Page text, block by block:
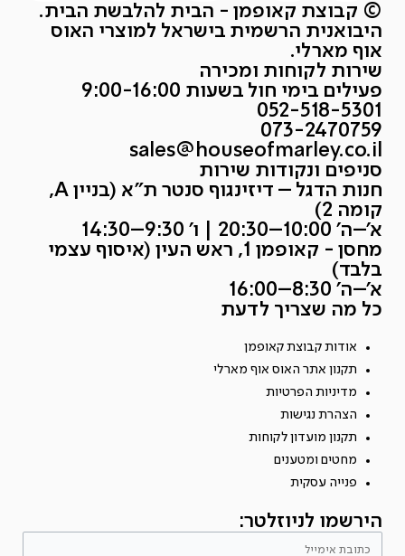
© קבוצת קאופמן - הבית להלבשת הבית.
היבואנית הרשמית בישראל למוצרי האוס
אוף מארלי.
שירות לקוחות ומכירה
פעילים בימי חול בשעות 9:00-16:00
052-518-5301
073-2470759
sales@houseofmarley.co.il
סניפים ונקודות שירות
חנות הדגל – דיזינגוף סנטר ת״א (בניין A,
קומה 2)
א׳–ה׳ 10:00–20:30 | ו׳ 9:30–14:30
מחסן - קאופמן 1, ראש העין (איסוף עצמי
בלבד)
א׳–ה׳ 8:30–16:00
כל מה שצריך לדעת
אודות קבוצת קאופמן
תקנון אתר האוס אוף מארלי
מדיניות הפרטיות
הצהרת נגישות
תקנון מועדון לקוחות
מחטים ומטענים
פנייה עסקית
הירשמו לניוזלטר: